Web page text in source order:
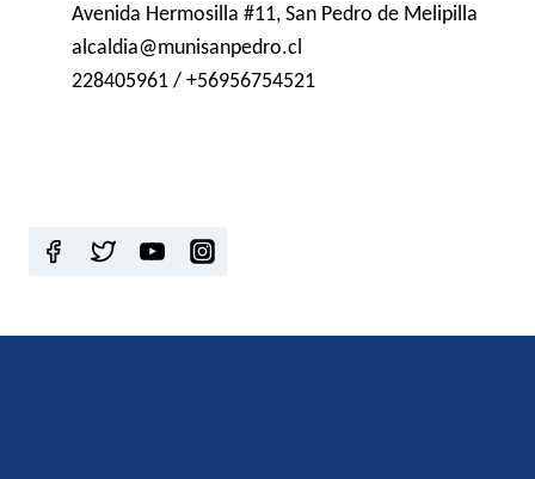
Avenida Hermosilla #11, San Pedro de Melipilla
alcaldia@munisanpedro.cl
228405961 / +56956754521